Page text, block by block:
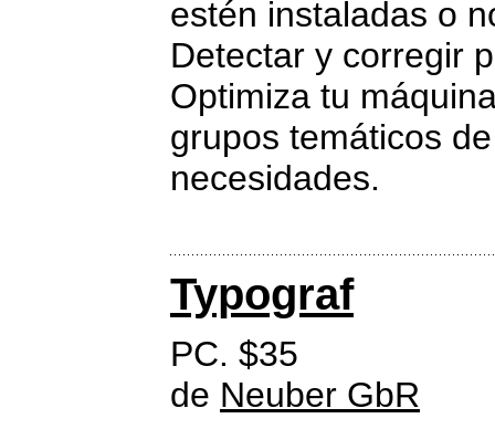
estén instaladas o
Detectar y corregir
Optimiza tu
grupos temáticos
necesidades.
Typograf
PC. $35
de Neuber GbR